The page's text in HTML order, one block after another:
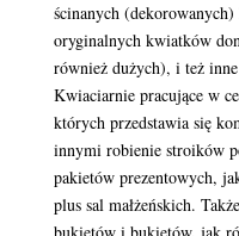
ścinanych
oryginalnych kwiatków
również dużych), i też
Kwiaciarnie pracujące w
których przedstawia się
innymi robienie stroików
pakietów prezentowych,
plus sal małżeńskich.